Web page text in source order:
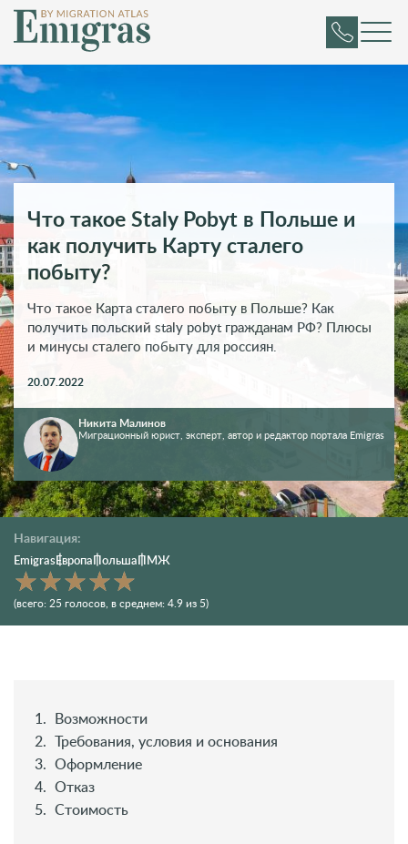
Что такое Staly Pobyt в Польше и
как получить Карту сталего
побыту?
Что такое Карта сталего побыту в Польше? Как
получить польский staly pobyt гражданам РФ? Плюсы
и минусы сталего побыту для россиян.
20.07.2022
Никита Малинов
Миграционный юрист, эксперт, автор и редактор портала Emigras
(всего: 25 голосов, в среднем: 4.9 из 5)
Навигация:
EmigrasЕвропа Польша ПМЖ
Возможности
Требования, условия и основания
Оформление
Отказ
Стоимость